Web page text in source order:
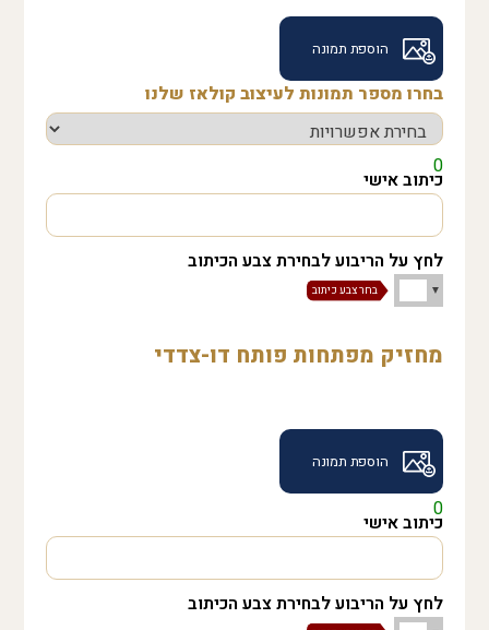
כיתוב אישי
0
לחץ על הריבוע לבחירת צבע הכיתוב
הוספת תמונה
בחרו מספר תמונות לעיצוב קולאז שלנו
מחזיק מפתחות פותח דו-צדדי
כיתוב אישי
0
לחץ על הריבוע לבחירת צבע הכיתוב
הוספת תמונה